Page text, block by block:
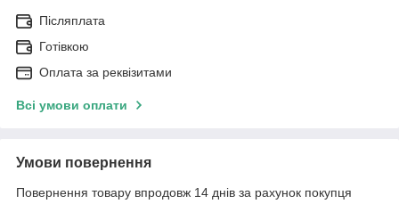
Післяплата
Готівкою
Оплата за реквізитами
Всі умови оплати
Умови повернення
Повернення товару впродовж 14 днів за рахунок покупця